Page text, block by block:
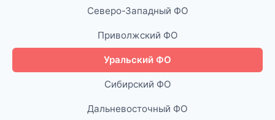
Северо-Западный ФО
Приволжский ФО
Уральский ФО
Сибирский ФО
Дальневосточный ФО